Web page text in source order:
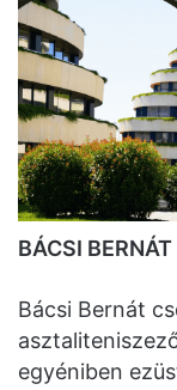
BÁCSI
Bácsi Bernát
egyéniben